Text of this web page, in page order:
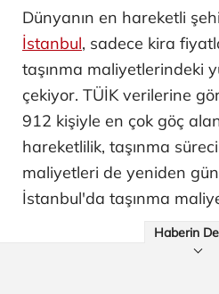
Dünyanın en hareketli
İstanbul, sadece kira
taşınma maliyetlerindeki
çekiyor. TÜİK verilerine
912 kişiyle en çok göç
hareketlilik, taşınma
maliyetleri de yeniden
İstanbul'da taşınma
Haberin